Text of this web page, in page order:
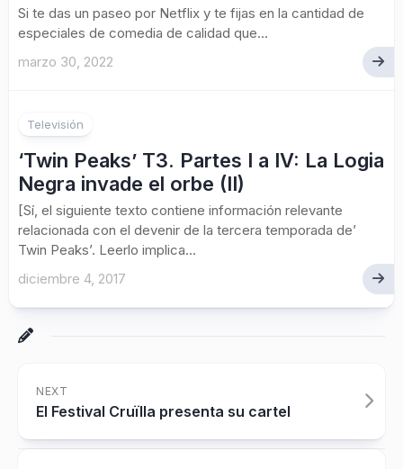
Si te das un paseo por Netflix y te fijas en la cantidad de
especiales de comedia de calidad que...
marzo 30, 2022
Televisión
‘Twin Peaks’ T3. Partes I a IV: La Logia
Negra invade el orbe (II)
[Sí, el siguiente texto contiene información relevante
relacionada con el devenir de la tercera temporada de’
Twin Peaks’. Leerlo implica...
diciembre 4, 2017
NEXT
El Festival Cruïlla presenta su cartel